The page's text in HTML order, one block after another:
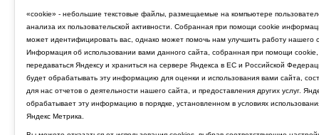
«cookie» - небольшие текстовые файлы, размещаемые на компьютере
анализа их пользовательской активности. Собранная при помощи cookie
может идентифицировать вас, однако может помочь нам улучшить работу нашего
Информация об использовании вами данного сайта, собранная при помощи cookie,
передаваться Яндексу и храниться на сервере Яндекса в ЕС и Российской
будет обрабатывать эту информацию для оценки и использования вами сайта,
для нас отчетов о деятельности нашего сайта, и предоставления других услуг.
обрабатывает эту информацию в порядке, установленном в условиях
Яндекс Метрика.